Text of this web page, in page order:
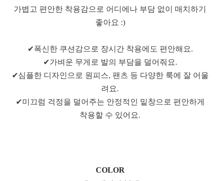
가볍고 편안한 착용감으로 어디에나 부담 없이 매치하기
좋아요 :)
✔폭신한 쿠션감으로 장시간 착용에도 편안해요.
✔가벼운 무게로 발의 부담을 덜어줘요.
✔심플한 디자인으로 원피스, 팬츠 등 다양한 룩에 잘 어울
려요.
✔미끄럼 걱정을 덜어주는 안정적인 밑창으로 편안하게
착용할 수 있어요.
COLOR